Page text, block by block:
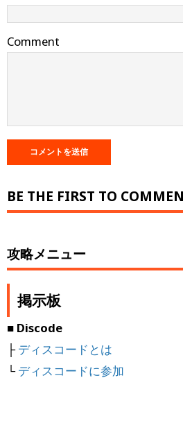
Comment
BE THE FIRST TO
攻略メニュー
掲示板
■ Discode
├ディスコードとは
└ディスコードに参加